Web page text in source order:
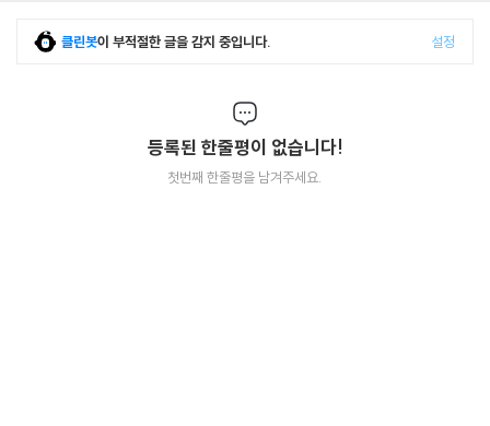
클린봇이 부적절한 글을 감지 중입니다. 설정
등록된 한줄평이 없습니다!
첫번째 한줄평을 남겨주세요.